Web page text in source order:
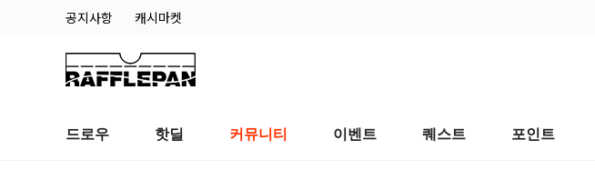
공지사항 캐시마켓
드로우 핫딜 커뮤니티 이벤트 퀘스트 포인트